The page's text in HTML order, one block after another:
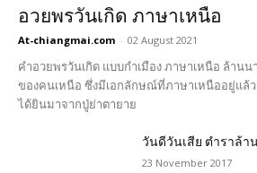
อวยพรวันเกิด ภาษาเหนือ
At-chiangmai.com - 02 August 2021
คำอวยพรวันเกิด แบบกำเมือง ภาษาเหนือ ล้าน
ของคนเหนือ ซึ่งมีเอกลักษณ์ที่ภาษาเหนืออยู่แล้ว
ได้ยินมาจากปู่ย่าตายาย
วันดีวันเสีย ตำราล้
23 November 2017